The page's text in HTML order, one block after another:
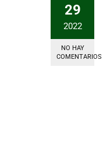
29
2022
NO HAY
COMENTARIOS